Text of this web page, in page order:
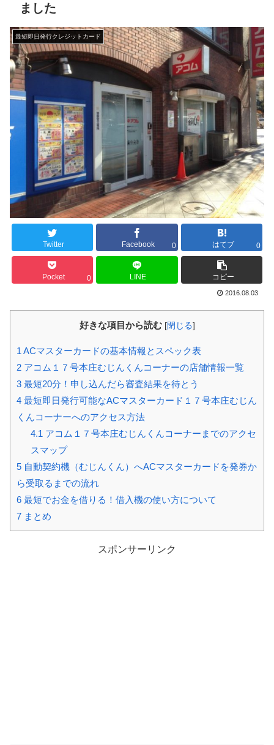
ました
最短即日発行クレジットカード
Twitter Facebook 0 はてブ 0
Pocket 0 LINE コピー
2016.08.03
好きな項目から読む [閉じる]
1 ACマスターカードの基本情報とスペック表
2 アコム１７号本庄むじんくんコーナーの店舗情報一覧
3 最短20分！申し込んだら審査結果を待とう
4 最短即日発行可能なACマスターカード１７号本庄むじん
くんコーナーへのアクセス方法
4.1 アコム１７号本庄むじんくんコーナーまでのアクセ
スマップ
5 自動契約機（むじんくん）へACマスターカードを発券か
ら受取るまでの流れ
6 最短でお金を借りる！借入機の使い方について
7 まとめ
スポンサーリンク